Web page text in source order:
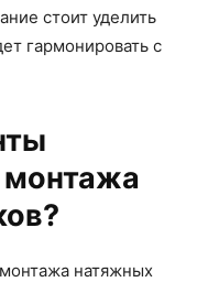
стоит уделить
гармонировать с
натяжных